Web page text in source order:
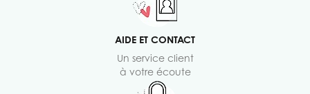
AIDE ET CONTACT
Un service client
à votre écoute